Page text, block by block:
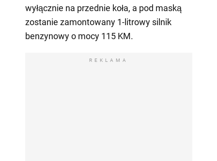
wyłącznie na przednie koła, a pod maską
zostanie zamontowany 1-litrowy silnik
benzynowy o mocy 115 KM.
REKLAMA